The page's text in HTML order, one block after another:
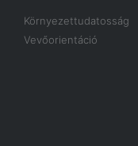
Környezettudatosság
Vevőorientáció